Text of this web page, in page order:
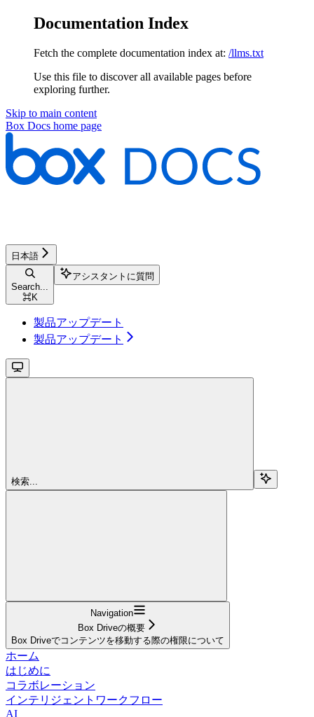
Documentation Index
Fetch the complete documentation index at: /llms.txt
Use this file to discover all available pages before
exploring further.
Skip to main content
Box Docs home page
日本語
Search...
⌘K
アシスタントに質問
製品アップデート
製品アップデート
検索...
Navigation
Box Driveの概要
Box Driveでコンテンツを移動する際の権限について
ホーム
はじめに
コラボレーション
インテリジェントワークフロー
AI